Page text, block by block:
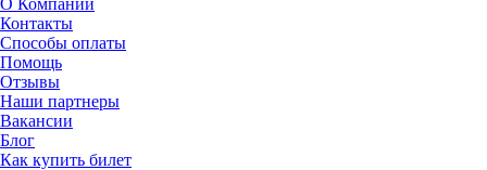
Контакты
Способы оплаты
Помощь
Отзывы
Наши партнеры
Вакансии
Блог
Как купить билет